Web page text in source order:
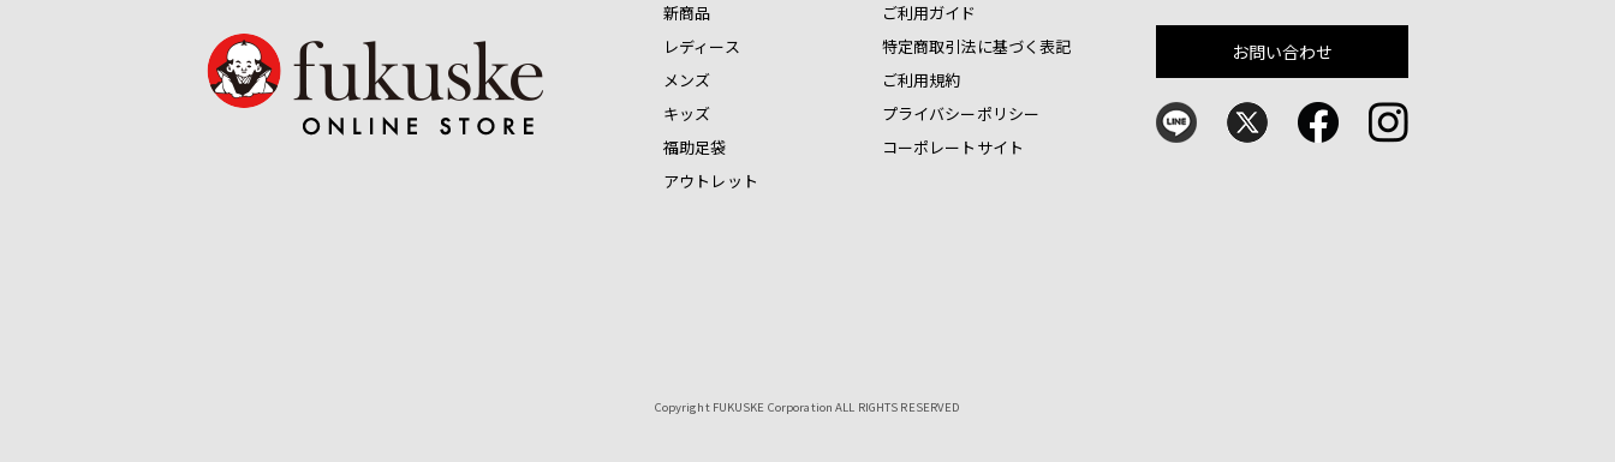
新商品
レディース
メンズ
キッズ
福助足袋
アウトレット
ご利用ガイド
特定商取引法に基づく表記
ご利用規約
プライバシーポリシー
コーポレートサイト
お問い合わせ
Copyright FUKUSKE Corporation ALL RIGHTS RESERVED